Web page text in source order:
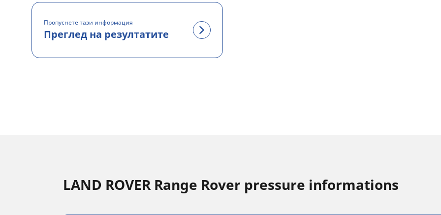
Пропуснете тази информация
Преглед на резултатите
LAND ROVER Range Rover pressure informations